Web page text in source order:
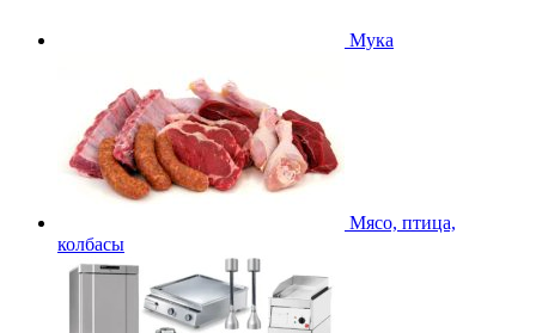
Мука
Мясо, птица,
колбасы